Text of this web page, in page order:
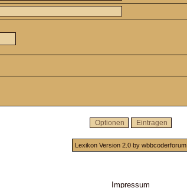
Lexikon Version 2.0 by wbbcoderforum
Impressum